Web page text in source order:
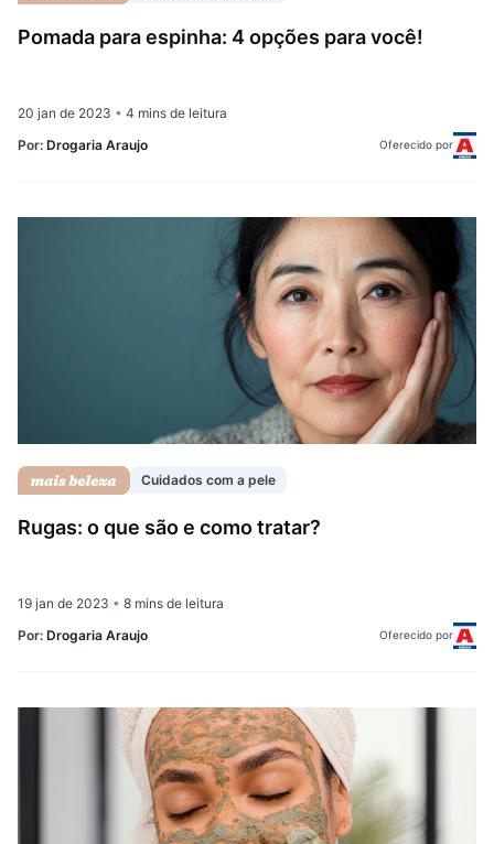
Pomada para espinha: 4 opções para você!
20 jan de 2023 • 4 mins de leitura
Por: Drogaria Araujo Oferecido por
Cuidados com a pele
Rugas: o que são e como tratar?
19 jan de 2023 • 8 mins de leitura
Por: Drogaria Araujo Oferecido por